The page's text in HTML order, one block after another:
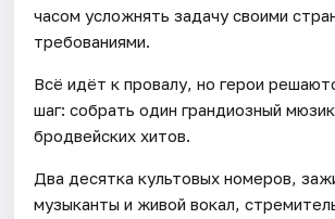
часом усложнять задачу своими
требованиями.
Всё идёт к провалу, но герои
шаг: собрать один грандиозный
бродвейских хитов.
Два десятка культовых номеров,
музыканты и живой вокал,